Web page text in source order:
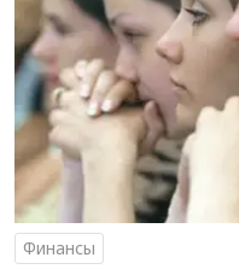
Финансы